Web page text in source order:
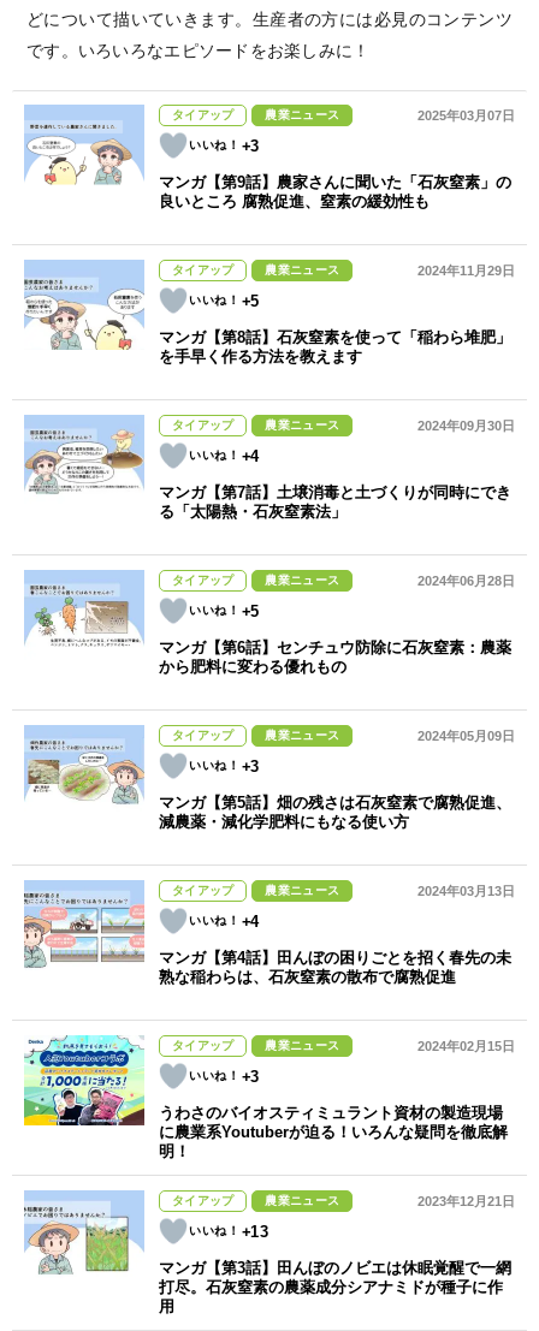
どについて描いていきます。生産者の方には必見のコンテンツ
です。いろいろなエピソードをお楽しみに！
タイアップ 農業ニュース
+3
2025年03月07日
マンガ【第9話】農家さんに聞いた「石灰窒素」の
良いところ 腐熟促進、窒素の緩効性も
タイアップ 農業ニュース
+5
2024年11月29日
マンガ【第8話】石灰窒素を使って「稲わら堆肥」
を手早く作る方法を教えます
タイアップ 農業ニュース
+4
2024年09月30日
マンガ【第7話】土壌消毒と土づくりが同時にでき
る「太陽熱・石灰窒素法」
タイアップ 農業ニュース
+5
2024年06月28日
マンガ【第6話】センチュウ防除に石灰窒素：農薬
から肥料に変わる優れもの
タイアップ 農業ニュース
+3
2024年05月09日
マンガ【第5話】畑の残さは石灰窒素で腐熟促進、
減農薬・減化学肥料にもなる使い方
タイアップ 農業ニュース
+4
2024年03月13日
マンガ【第4話】田んぼの困りごとを招く春先の未
熟な稲わらは、石灰窒素の散布で腐熟促進
タイアップ 農業ニュース
+3
2024年02月15日
うわさのバイオスティミュラント資材の製造現場
に農業系Youtuberが迫る！いろんな疑問を徹底解
明！
タイアップ 農業ニュース
+13
2023年12月21日
マンガ【第3話】田んぼのノビエは休眠覚醒で一網
打尽。石灰窒素の農薬成分シアナミドが種子に作
用